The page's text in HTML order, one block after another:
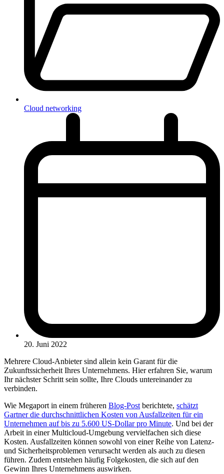
Cloud networking
20. Juni 2022
Mehrere Cloud-Anbieter sind allein kein Garant für die
Zukunftssicherheit Ihres Unternehmens. Hier erfahren Sie, warum
Ihr nächster Schritt sein sollte, Ihre Clouds untereinander zu
verbinden.
Wie Megaport in einem früheren Blog-Post berichtete, schätzt
Gartner die durchschnittlichen Kosten von Ausfallzeiten für ein
Unternehmen auf bis zu 5.600 US-Dollar pro Minute. Und bei der
Arbeit in einer Multicloud-Umgebung vervielfachen sich diese
Kosten. Ausfallzeiten können sowohl von einer Reihe von Latenz-
und Sicherheitsproblemen verursacht werden als auch zu diesen
führen. Zudem entstehen häufig Folgekosten, die sich auf den
Gewinn Ihres Unternehmens auswirken.